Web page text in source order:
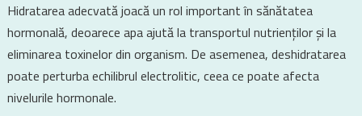
Hidratarea adecvată joacă un rol important în sănătatea
hormonală, deoarece apa ajută la transportul nutrienților și la
eliminarea toxinelor din organism. De asemenea, deshidratarea
poate perturba echilibrul electrolitic, ceea ce poate afecta
nivelurile hormonale.